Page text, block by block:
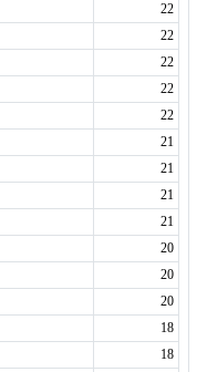
22
22
22
22
22
21
21
21
21
20
20
20
18
18